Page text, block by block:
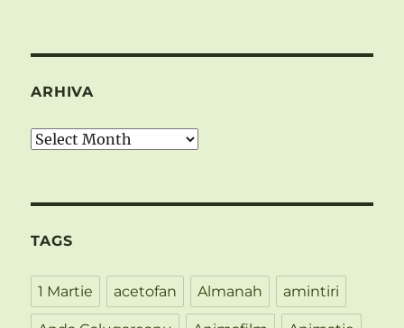
ARHIVA
Arhiva
TAGS
1 Martie acetofan Almanah amintiri